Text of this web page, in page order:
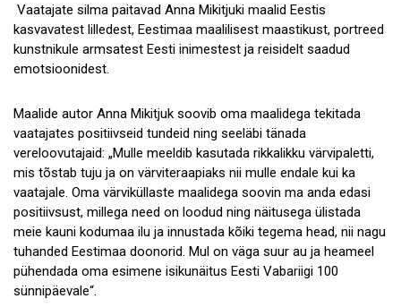
Vaatajate silma paitavad Anna Mikitjuki maalid Eestis
kasvavatest lilledest, Eestimaa maalilisest maastikust, portreed
kunstnikule armsatest Eesti inimestest ja reisidelt saadud
emotsioonidest.
Maalide autor Anna Mikitjuk soovib oma maalidega tekitada
vaatajates positiivseid tundeid ning seeläbi tänada
vereloovutajaid: „Mulle meeldib kasutada rikkalikku värvipaletti,
mis tõstab tuju ja on värviteraapiaks nii mulle endale kui ka
vaatajale. Oma värviküllaste maalidega soovin ma anda edasi
positiivsust, millega need on loodud ning näitusega ülistada
meie kauni kodumaa ilu ja innustada kõiki tegema head, nii nagu
tuhanded Eestimaa doonorid. Mul on väga suur au ja heameel
pühendada oma esimene isikunäitus Eesti Vabariigi 100
sünnipäevale“.